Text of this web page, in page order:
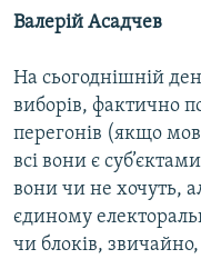
Валерій Асадчев
На сьогоднішній
виборів, фактично
перегонів (якщо
всі вони є
вони чи не хочуть,
єдиному
чи блоків,